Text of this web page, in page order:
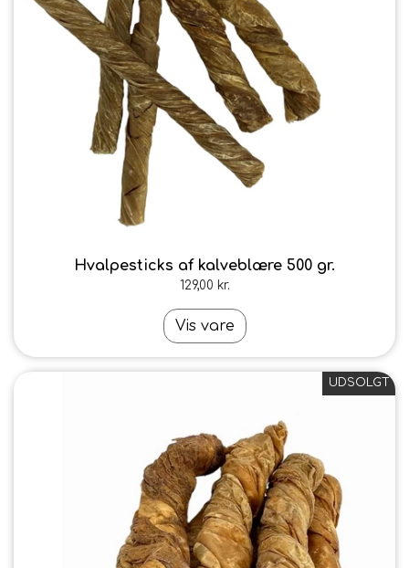
Hvalpesticks af kalveblære 500 gr.
129,00 kr.
Vis vare
UDSOLGT